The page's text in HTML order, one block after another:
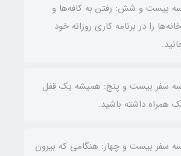
بیست و شش: رفتن به کافه‌ها و
را در برنامه کاری روزانه خود
سفر بیست و پنج: همیشه یک قفل
همراه داشته باشید.
سفر بیست و چهار: هنگامی که بیرون